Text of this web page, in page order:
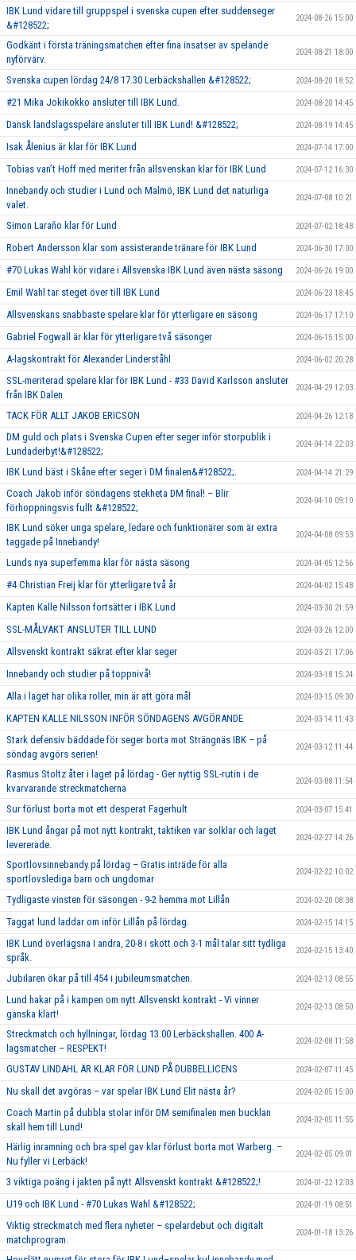
IBK Lund vidare till gruppspel i svenska cupen efter suddenseger
&#128522;
2024-08-26 15:00
Godkänt i första träningsmatchen efter fina insatser av spelande
nyförvärv.
2024-08-21 18:00
Svenska cupen lördag 24/8 17.30 Lerbäckshallen &#128522; 2024-08-20 18:52
#21 Mika Jokikokko ansluter till IBK Lund. 2024-08-20 14:45
Dansk landslagsspelare ansluter till IBK Lund! &#128522; 2024-08-19 14:45
Isak Ålenius är klar för IBK Lund 2024-07-14 17:00
Tobias van’t Hoff med meriter från allsvenskan klar för IBK Lund 2024-07-12 16:30
Innebandy och studier i Lund och Malmö, IBK Lund det naturliga
valet.
2024-07-08 10:21
Simon Laraño klar för Lund 2024-07-02 18:48
Robert Andersson klar som assisterande tränare för IBK Lund 2024-06-30 17:00
#70 Lukas Wahl kör vidare i Allsvenska IBK Lund även nästa säsong 2024-06-26 19:00
Emil Wahl tar steget över till IBK Lund 2024-06-23 18:45
Allsvenskans snabbaste spelare klar för ytterligare en säsong 2024-06-17 17:10
Gabriel Fogwall är klar för ytterligare två säsonger 2024-06-15 15:00
A-lagskontrakt för Alexander Linderståhl 2024-06-02 20:28
SSL-meriterad spelare klar för IBK Lund - #33 David Karlsson ansluter
från IBK Dalen
2024-04-29 12:03
TACK FÖR ALLT JAKOB ERICSON 2024-04-26 12:18
DM guld och plats i Svenska Cupen efter seger inför storpublik i
Lundaderbyt!&#128522;
2024-04-14 22:03
IBK Lund bäst i Skåne efter seger i DM finalen&#128522;. 2024-04-14 21:29
Coach Jakob inför söndagens stekheta DM final! – Blir
förhoppningsvis fullt &#128522;
2024-04-10 09:10
IBK Lund söker unga spelare, ledare och funktionärer som är extra
taggade på Innebandy!
2024-04-08 09:53
Lunds nya superfemma klar för nästa säsong 2024-04-05 12:56
#4 Christian Freij klar för ytterligare två år 2024-04-02 15:48
Kapten Kalle Nilsson fortsätter i IBK Lund 2024-03-30 21:59
SSL-MÅLVAKT ANSLUTER TILL LUND 2024-03-26 12:00
Allsvenskt kontrakt säkrat efter klar seger 2024-03-21 17:06
Innebandy och studier på toppnivå! 2024-03-18 15:24
Alla i laget har olika roller, min är att göra mål 2024-03-15 09:30
KAPTEN KALLE NILSSON INFÖR SÖNDAGENS AVGÖRANDE 2024-03-14 11:43
Stark defensiv bäddade för seger borta mot Strängnäs IBK – på
söndag avgörs serien!
2024-03-12 11:44
Rasmus Stoltz åter i laget på lördag - Ger nyttig SSL-rutin i de
kvarvarande streckmatcherna
2024-03-08 11:54
Sur förlust borta mot ett desperat Fagerhult 2024-03-07 15:41
IBK Lund ångar på mot nytt kontrakt, taktiken var solklar och laget
levererade.
2024-02-27 14:26
Sportlovsinnebandy på lördag – Gratis inträde för alla
sportlovslediga barn och ungdomar
2024-02-22 10:02
Tydligaste vinsten för säsongen - 9-2 hemma mot Lillån 2024-02-20 08:38
Taggat lund laddar om inför Lillån på lördag. 2024-02-15 14:15
IBK Lund överlägsna I andra, 20-8 i skott och 3-1 mål talar sitt tydliga
språk.
2024-02-15 13:40
Jubilaren ökar på till 454 i jubileumsmatchen. 2024-02-13 08:55
Lund hakar på i kampen om nytt Allsvenskt kontrakt - Vi vinner
ganska klart!
2024-02-13 08:50
Streckmatch och hyllningar, lördag 13.00 Lerbäckshallen. 400 A-
lagsmatcher – RESPEKT!
2024-02-08 11:58
GUSTAV LINDAHL ÄR KLAR FÖR LUND PÅ DUBBELLICENS 2024-02-07 11:45
Nu skall det avgöras – var spelar IBK Lund Elit nästa år? 2024-02-05 15:00
Coach Martin på dubbla stolar inför DM semifinalen men bucklan
skall hem till Lund!
2024-02-05 11:55
Härlig inramning och bra spel gav klar förlust borta mot Warberg. –
Nu fyller vi Lerbäck!
2024-02-05 09:01
3 viktiga poäng i jakten på nytt Allsvenskt kontrakt &#128522;! 2024-01-22 12:03
U19 och IBK Lund - #70 Lukas Wahl &#128522; 2024-01-19 08:51
Viktig streckmatch med flera nyheter – spelardebut och digitalt
matchprogram.
2024-01-18 13:26